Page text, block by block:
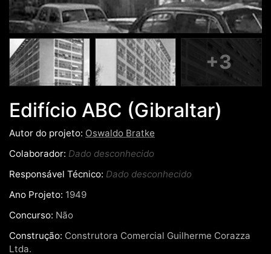
+3
Edifício ABC (Gibraltar)
Autor do projeto: Oswaldo Bratke
Colaborador: Dado desconhecido
Responsável Técnico: Dado desconhecido
Ano Projeto: 1949
Concurso: Não
Construção: Construtora Comercial Guilherme Corazza
Ltda.